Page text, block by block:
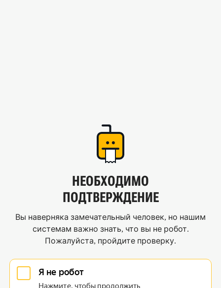
НЕОБХОДИМО
ПОДТВЕРЖДЕНИЕ
Вы наверняка замечательный человек, но нашим
системам важно знать, что вы не робот.
Пожалуйста, пройдите проверку.